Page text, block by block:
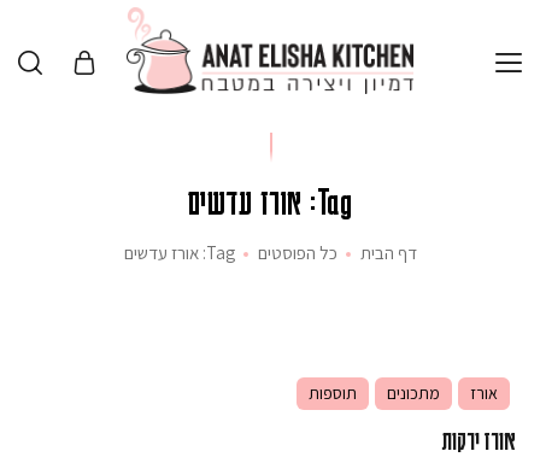
Tag: אורז עדשים
דף הבית כל הפוסטים Tag: אורז עדשים
אורז מתכונים תוספות
אורז ירקות